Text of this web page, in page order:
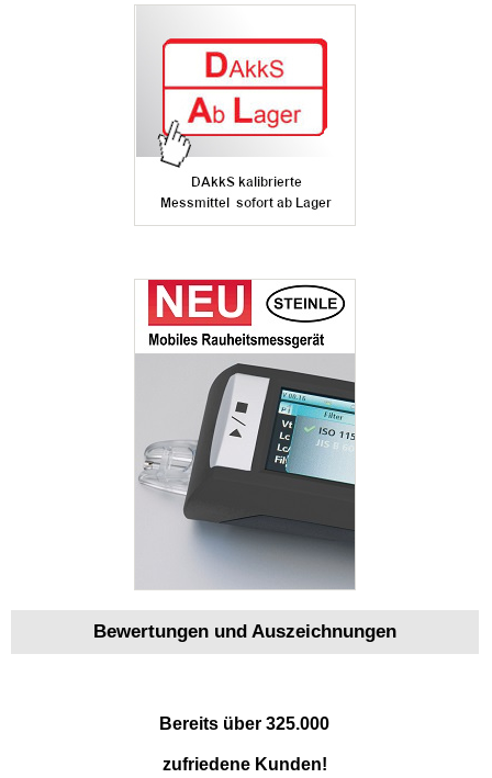
Bewertungen und Auszeichnungen
Bereits über 325.000
zufriedene Kunden!